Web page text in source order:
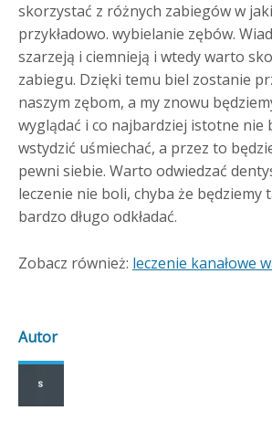
skorzystać z różnych zabiegów w
przykładowo. wybielanie zębów.
szarzeją i ciemnieją i wtedy warto
zabiegu. Dzięki temu biel zostanie
naszym zębom, a my znowu
wyglądać i co najbardziej istotne nie
wstydzić uśmiechać, a przez to
pewni siebie. Warto odwiedzać
leczenie nie boli, chyba że będziemy
bardzo długo odkładać.
Zobacz również: leczenie kanałowe
Autor